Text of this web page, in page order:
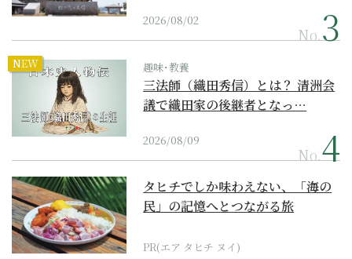
2026/08/02
No.
NEW 趣味･教養
三法師（織田秀信）とは？ 清洲会
議で織田家の後継者となっ…
2026/08/09
No.
タヒチでしか味わえない、「海の
民」の記憶へとつながる旅
PR(エア タヒチ ヌイ)